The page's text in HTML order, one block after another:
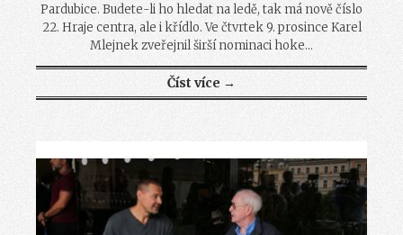
Pardubice. Budete-li ho hledat na ledě, tak má nově číslo
22. Hraje centra, ale i křídlo. Ve čtvrtek 9. prosince Karel
Mlejnek zveřejnil širší nominaci hoke...
Číst více →